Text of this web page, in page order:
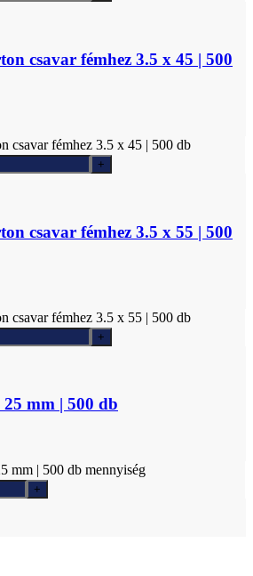
csavar fémhez 3.5 x 45 | 500
csavar fémhez 3.5 x 45 | 500 db
csavar fémhez 3.5 x 55 | 500
csavar fémhez 3.5 x 55 | 500 db
mm | 500 db
mm | 500 db mennyiség